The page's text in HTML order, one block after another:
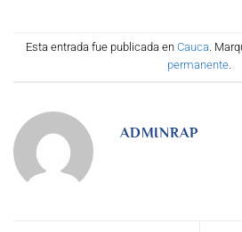
Esta entrada fue publicada en Cauca.
permanente.
ADMINRAP